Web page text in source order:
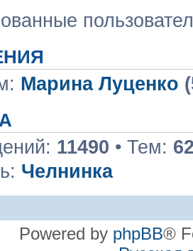
Марина Луценко
11490 • Тем:
Челнинка
Powered by phpBB®